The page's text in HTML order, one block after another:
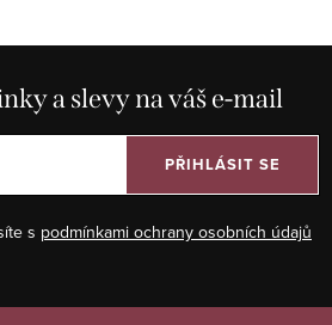
a slevy na váš e-mail
s podmínkami ochrany osobních údajů
PŘIHLÁSIT SE